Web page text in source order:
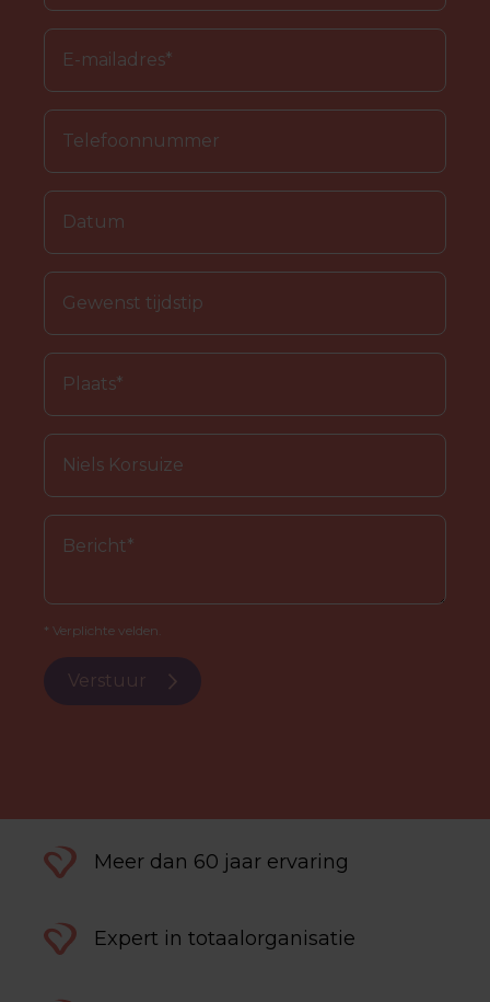
* Verplichte velden.
Verstuur
Meer dan 60 jaar ervaring
Expert in totaalorganisatie